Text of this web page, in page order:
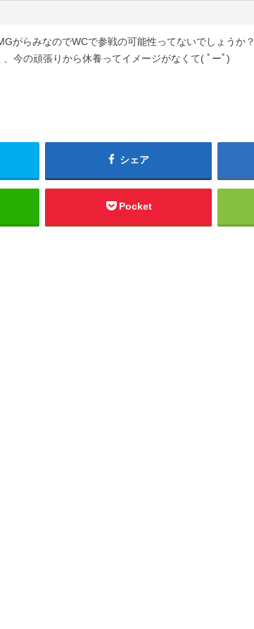
がらみなのでWCで参戦の可能性ってないでしょうか？
、今の頑張りから休養ってイメージがなくて( ﾟーﾟ)
シェア
Pocket